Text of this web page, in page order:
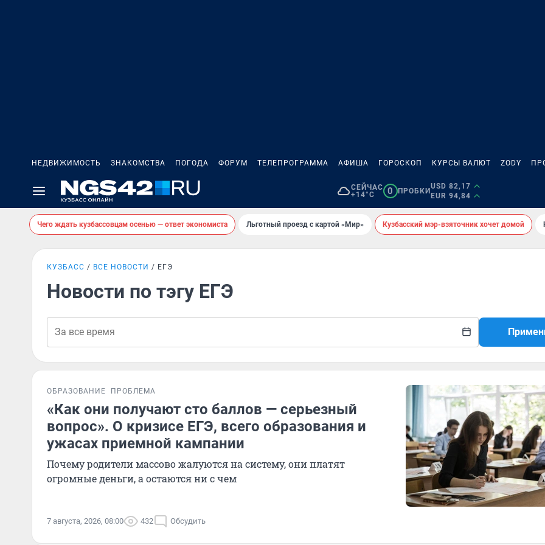
НЕДВИЖИМОСТЬ ЗНАКОМСТВА ПОГОДА ФОРУМ ТЕЛЕПРОГРАММА АФИША ГОРОСКОП КУРСЫ ВАЛЮТ ZODY
СЕЙЧАС
+14°C
0 ПРОБКИ
USD 82,17
EUR 94,84
Чего ждать кузбассовцам осенью — ответ экономиста Льготный проезд с картой «Мир» Кузбасский мэр-взяточник хочет домой
КУЗБАСС ВСЕ НОВОСТИ ЕГЭ
Новости по тэгу ЕГЭ
ОБРАЗОВАНИЕ ПРОБЛЕМА
«Как они получают сто баллов — серьезный
вопрос». О кризисе ЕГЭ, всего образования и
ужасах приемной кампании
Почему родители массово жалуются на систему, они платят
огромные деньги, а остаются ни с чем
7 августа, 2026, 08:00 432 Обсудить